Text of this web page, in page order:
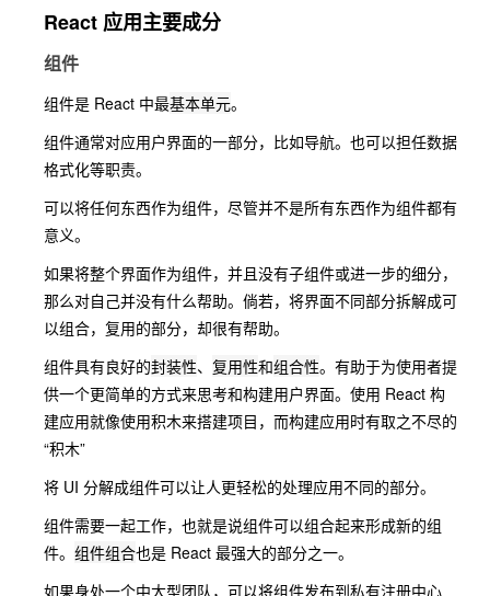
React 应用主要成分
组件
组件是 React 中最基本单元。
组件通常对应用户界面的一部分，比如导航。也可以担任数据
格式化等职责。
可以将任何东西作为组件，尽管并不是所有东西作为组件都有
意义。
如果将整个界面作为组件，并且没有子组件或进一步的细分，
那么对自己并没有什么帮助。倘若，将界面不同部分拆解成可
以组合，复用的部分，却很有帮助。
组件具有良好的封装性、 复用性和组合性。有助于为使用者提
供一个更简单的方式来思考和构建用户界面。使用 React 构
建应用就像使用积木来搭建项目，而构建应用时有取之不尽的
“积木”
将 UI 分解成组件可以让人更轻松的处理应用不同的部分。
组件需要一起工作，也就是说组件可以组合起来形成新的组
件。 组件组合也是 React 最强大的部分之一。
如果身处一个中大型团队，可以将组件发布到私有注册中心